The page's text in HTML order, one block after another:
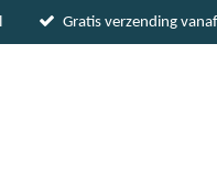
Gratis verzending